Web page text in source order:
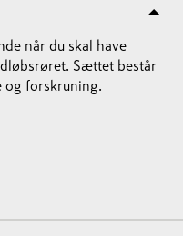
når du skal have
Sættet består
og forskruning.